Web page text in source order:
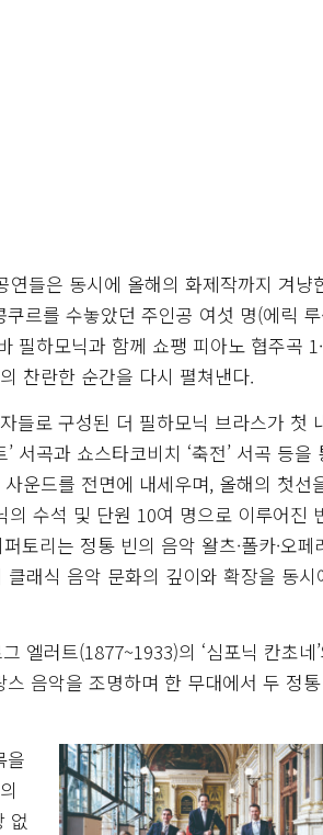
들은 동시에 올해의 화제작까지 겨냥
르를 수놓았던 주인공 여섯 명(에릭 루
필하모닉과 함께 쇼팽 피아노 협주곡
찬란한 순간을 다시 펼쳐낸다.
들로 구성된 더 필하모닉 브라스가 첫
서곡과 쇼스타코비치 ‘축전’ 서곡 등을
운드를 전면에 내세우며, 올해의 첫선
수석 및 단원 10여 명으로 이루어진
토리는 정통 빈의 음악 왈츠·폴카·오페
래식 음악 문화의 깊이와 확장을 동시
엘러트(1877~1933)의 ‘심포닉 칸초네
스 음악을 조명하며 한 무대에서 두 정
을
없